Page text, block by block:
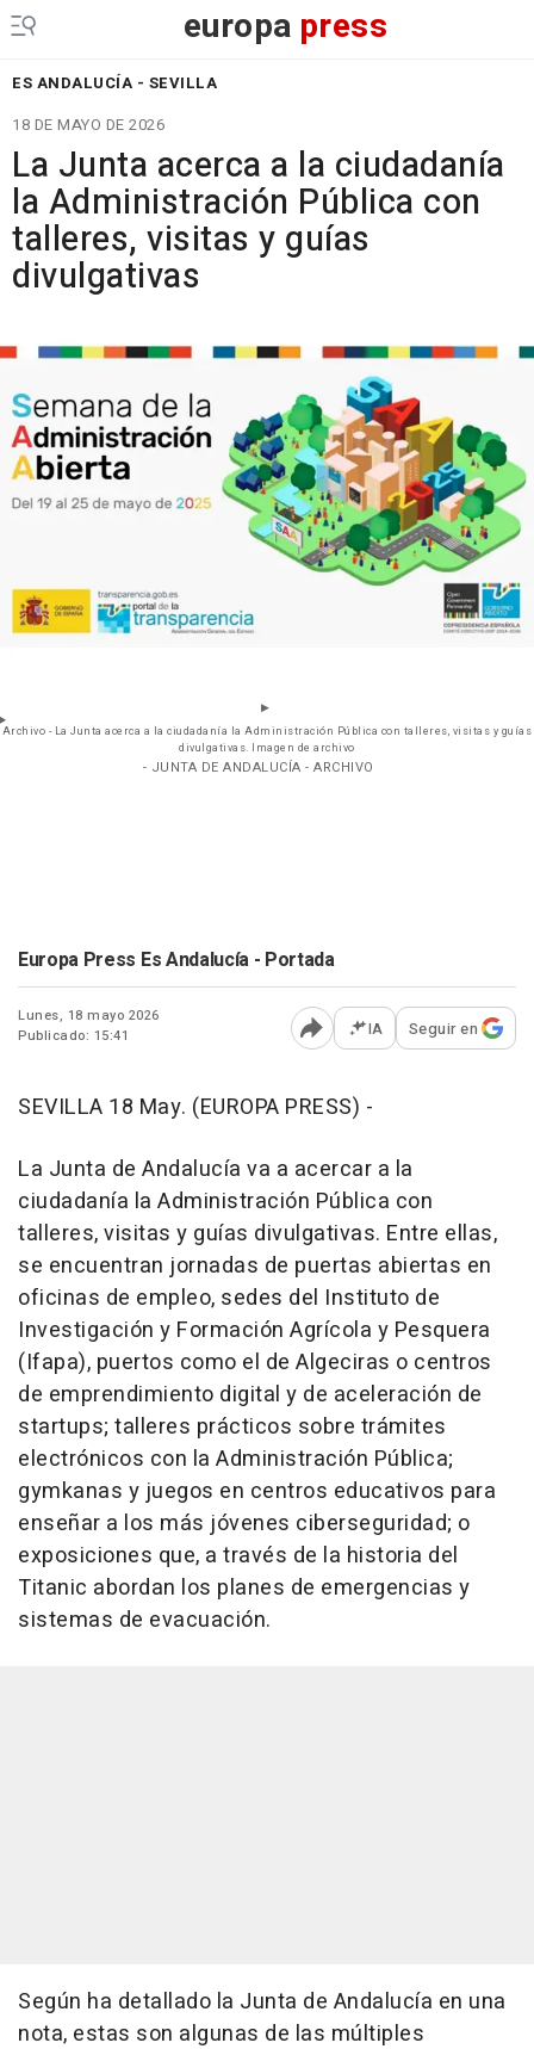
europa press
ES ANDALUCÍA - SEVILLA
18 DE MAYO DE 2026
La Junta acerca a la ciudadanía
la Administración Pública con
talleres, visitas y guías
divulgativas
Archivo - La Junta acerca a la ciudadanía la Administración Pública con talleres, visitas y guías
divulgativas. Imagen de archivo
- JUNTA DE ANDALUCÍA - ARCHIVO
Europa Press Es Andalucía - Portada
Lunes, 18 mayo 2026
Publicado: 15:41
Abrir opciones para
IA Seguir en
SEVILLA 18 May. (EUROPA PRESS) -
La Junta de Andalucía va a acercar a la
ciudadanía la Administración Pública con
talleres, visitas y guías divulgativas. Entre ellas,
se encuentran jornadas de puertas abiertas en
oficinas de empleo, sedes del Instituto de
Investigación y Formación Agrícola y Pesquera
(Ifapa), puertos como el de Algeciras o centros
de emprendimiento digital y de aceleración de
startups; talleres prácticos sobre trámites
electrónicos con la Administración Pública;
gymkanas y juegos en centros educativos para
enseñar a los más jóvenes ciberseguridad; o
exposiciones que, a través de la historia del
Titanic abordan los planes de emergencias y
sistemas de evacuación.
Según ha detallado la Junta de Andalucía en una
nota, estas son algunas de las múltiples